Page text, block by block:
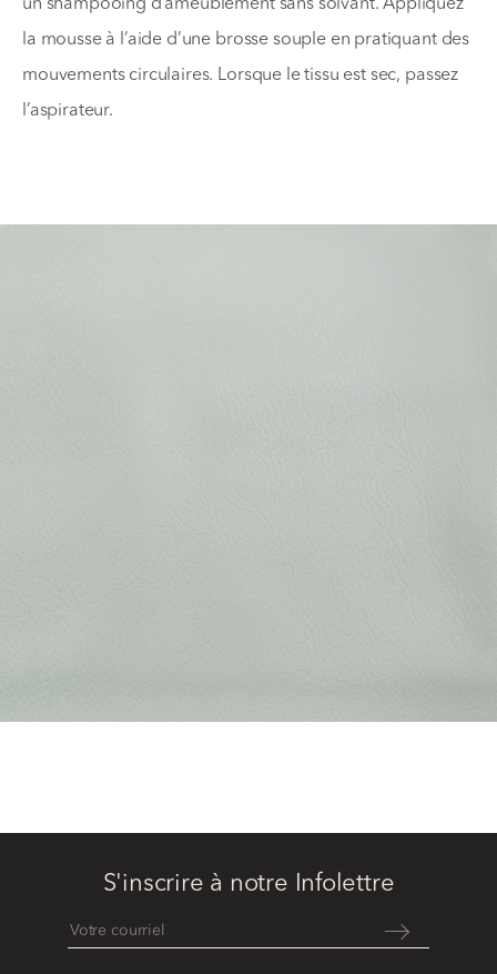
un shampooing d’ameublement sans solvant. Appliquez
la mousse à l’aide d’une brosse souple en pratiquant des
mouvements circulaires. Lorsque le tissu est sec, passez
l’aspirateur.
S'inscrire à notre Infolettre